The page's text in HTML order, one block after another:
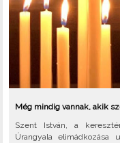
Még mindig vannak, akik
Szent István, a
Úrangyala